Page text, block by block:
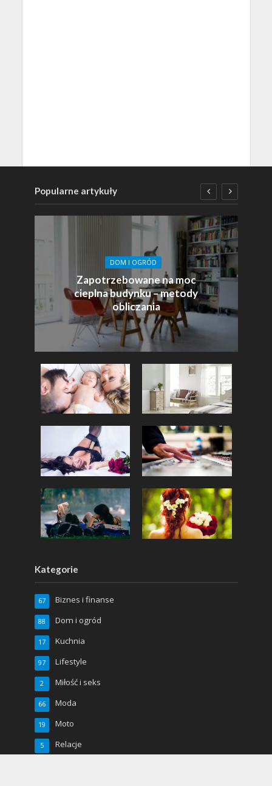
Popularne artykuły
DOM I OGRÓD
Zapotrzebowane na moc
cieplna budynku – metody
obliczania
Kategorie
Biznes i finanse
67
Dom i ogród
88
Kuchnia
17
Lifestyle
97
Miłość i seks
2
Moda
66
Moto
19
Relacje
5